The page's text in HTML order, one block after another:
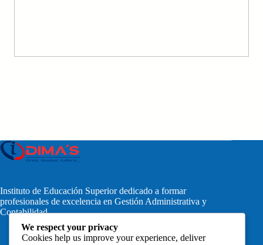
Instituto de Educación Superior dedicado a formar
profesionales de excelencia en Gestión Administrativa y
Contabilidad.
We respect your privacy
Cookies help us improve your experience, deliver